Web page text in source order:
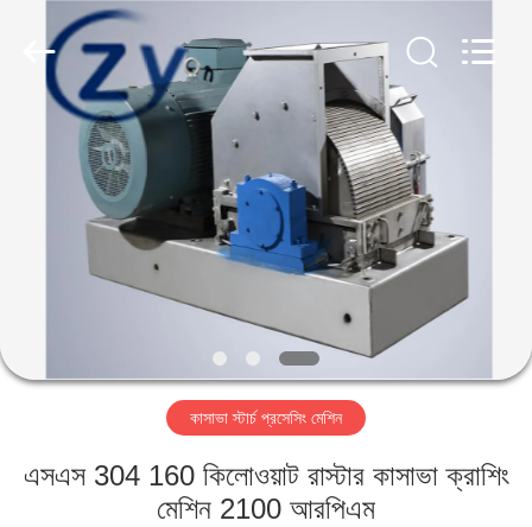
কারখানা
Engineering
Machinery
কাসাভা স্টার্চ প্রসেসিং মেশিন
এসএস 304 160 কিলোওয়াট রাস্টার কাসাভা ক্রাশিং
মেশিন 2100 আরপিএম